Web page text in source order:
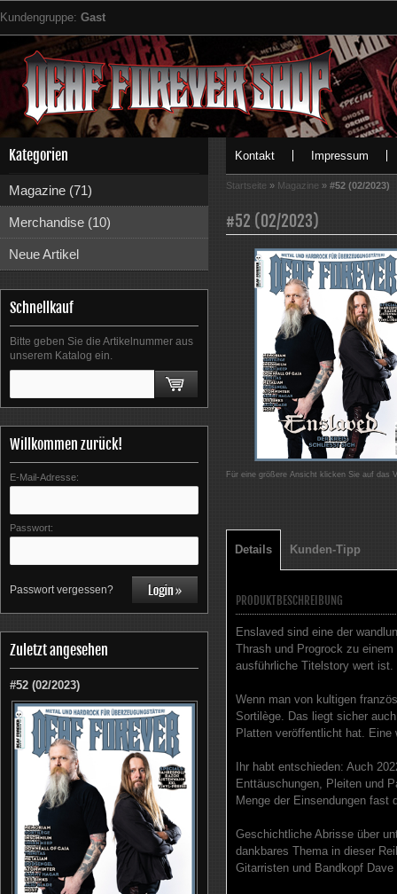
Kundengruppe: Gast
Kategorien
Magazine (71)
Merchandise (10)
Neue Artikel
Schnellkauf
Bitte geben Sie die Artikelnummer aus
unserem Katalog ein.
Willkommen zurück!
E-Mail-Adresse:
Passwort:
Passwort vergessen?
Zuletzt angesehen
#52 (02/2023)
Kontakt Impressum
Startseite » Magazine » #52 (02/2023)
#52 (02/2023)
Für eine größere Ansicht klicken Sie auf das
Details Kunden-Tipp
PRODUKTBESCHREIBUNG
Enslaved sind eine der
Thrash und Progrock zu
ausführliche Titelstory wert ist.
Wenn man von kultigen
Sortilège. Das liegt sicher
Platten veröffentlicht hat.
Ihr habt entschieden: Auch
Enttäuschungen, Pleiten und
Menge der Einsendungen fast
Geschichtliche Abrisse über
dankbares Thema in dieser
Gitarristen und Bandkopf